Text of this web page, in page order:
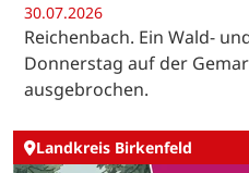
30.07.2026
Reichenbach. Ein Wald-
Donnerstag auf der
ausgebrochen.
Landkreis Birkenfeld